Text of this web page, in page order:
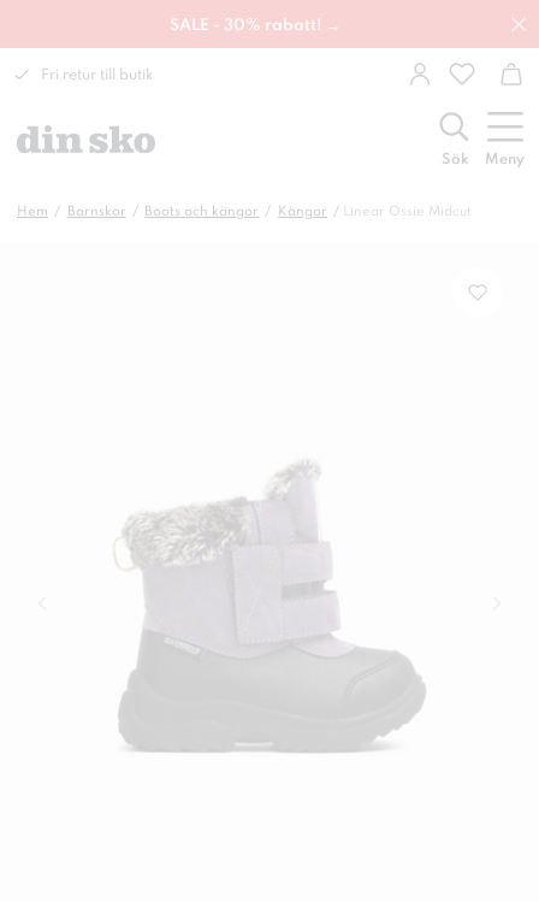
SALE - 30% rabatt! →
Fri retur till butik
Sök Meny
Hem Barnskor Boots och kängor Kängor Linear Ossie Midcut